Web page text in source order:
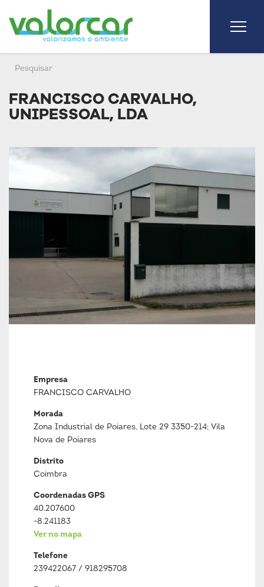
FRANCISCO CARVALHO,
UNIPESSOAL, LDA
Empresa
FRANCISCO CARVALHO
Morada
Zona Industrial de Poiares, Lote 29 3350-214; Vila
Nova de Poiares
Distrito
Coimbra
Coordenadas GPS
40.207600
-8.241183
Ver no mapa
Telefone
239422067 / 918295708